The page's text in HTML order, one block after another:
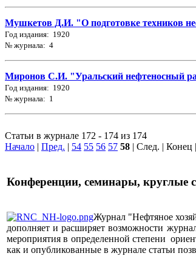
Мушкетов Д.И. "О подготовке техников
Год издания: 1920
№ журнала: 4
Миронов С.И. "Уральский нефтеносный
Год издания: 1920
№ журнала: 1
Статьи в журнале 172 - 174 из 174
Начало | Пред. | 54 55 56 57 58 | След. | Конец |
Конференции, семинары, круглые
Журнал "Нефтяное
дополняет и расширяет возможности
мероприятия в определенной степени
как и опубликованные в журнале статьи